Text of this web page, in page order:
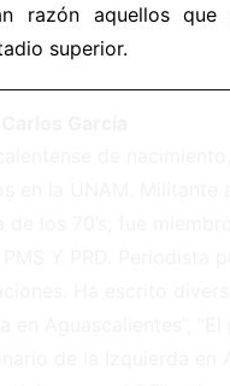
razón aquellos
superior.